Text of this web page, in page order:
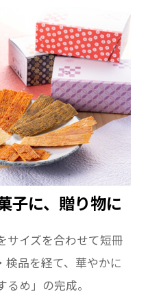
に、贈り物に――
サイズを合わせて短冊
検品を経て、華やかに
め」の完成。